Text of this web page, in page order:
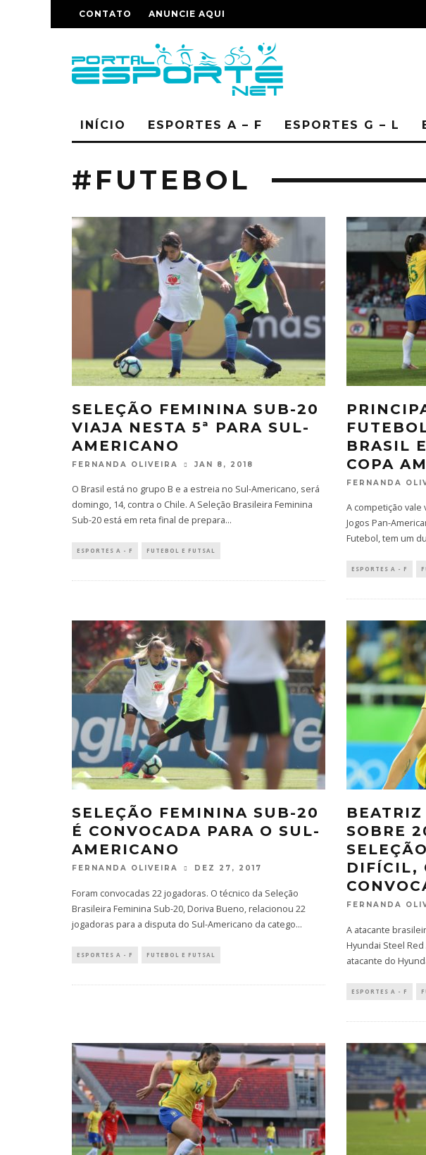
CONTATO ANUNCIE AQUI
INÍCIO ESPORTES A – F ESPORTES G – L
#FUTEBOL
SELEÇÃO FEMININA SUB-20
VIAJA NESTA 5ª PARA SUL-
AMERICANO
FERNANDA OLIVEIRA JAN 8, 2018
O Brasil está no grupo B e a estreia no Sul-Americano, será
domingo, 14, contra o Chile. A Seleção Brasileira Feminina
Sub-20 está em reta final de prepara...
ESPORTES A - F FUTEBOL E FUTSAL
BRASIL
COPA
FERNANDA
A competição vale
Jogos Pan-
Futebol, tem um
ESPORTES A - F
SELEÇÃO FEMININA SUB-20
É CONVOCADA PARA O SUL-
AMERICANO
FERNANDA OLIVEIRA DEZ 27, 2017
Foram convocadas 22 jogadoras. O técnico da Seleção
Brasileira Feminina Sub-20, Doriva Bueno, relacionou 22
jogadoras para a disputa do Sul-Americano da catego...
ESPORTES A - F FUTEBOL E FUTSAL
SOBRE
DIFÍCIL,
FERNANDA
A atacante
Hyundai Steel Red
atacante do
ESPORTES A - F